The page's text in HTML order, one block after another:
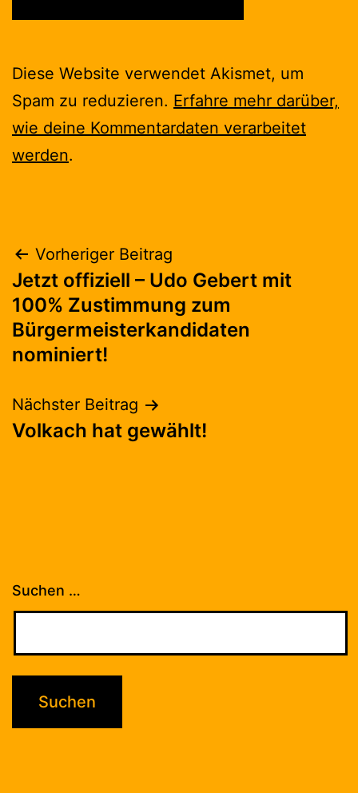
Diese Website verwendet Akismet, um
Spam zu reduzieren. Erfahre mehr darüber,
wie deine Kommentardaten verarbeitet
werden.
Beitragsnavigation
Vorheriger Beitrag
Jetzt offiziell – Udo Gebert mit
100% Zustimmung zum
Bürgermeisterkandidaten
nominiert!
Nächster Beitrag
Volkach hat gewählt!
Suchen …